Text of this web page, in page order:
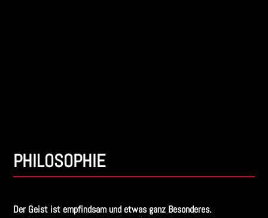
PHILOSOPHIE
Der Geist ist empfindsam und etwas ganz Besonderes.